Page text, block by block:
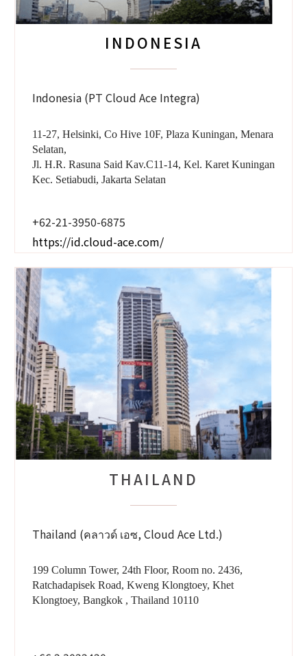
INDONESIA
Indonesia (PT Cloud Ace Integra)
11-27, Helsinki, Co Hive 10F, Plaza Kuningan, Menara
Selatan,
Jl. H.R. Rasuna Said Kav.C11-14, Kel. Karet Kuningan
Kec. Setiabudi, Jakarta Selatan
+62-21-3950-6875
https://id.cloud-ace.com/
THAILAND
Thailand (คลาวด์ เอซ, Cloud Ace Ltd.)
199 Column Tower, 24th Floor, Room no. 2436,
Ratchadapisek Road, Kweng Klongtoey, Khet
Klongtoey, Bangkok , Thailand 10110